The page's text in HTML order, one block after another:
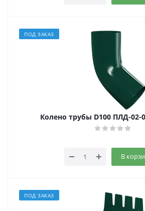
ПОД ЗАКАЗ
Колено трубы D100 ПЛД-02-
В
ПОД ЗАКАЗ